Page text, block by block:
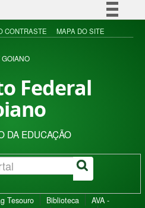
Simplifique!
Acesso à informação
CONTRASTE MAPA DO SITE
GOIANO
Federal
DA EDUCAÇÃO
Tesouro Biblioteca
AVA -